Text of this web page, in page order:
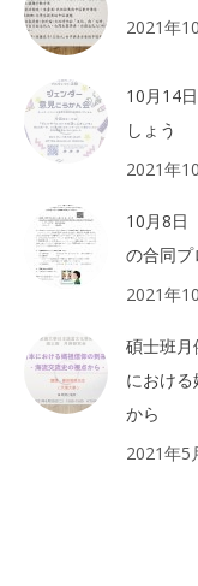
2021年
10月14
しょう
2021年
10月8日
の合同プ
2021年
碩士班
におけ
から
2021年5